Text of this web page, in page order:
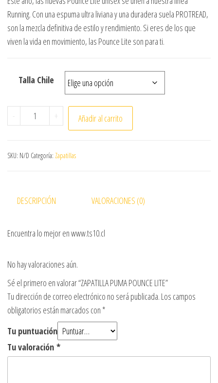
Running. Con una espuma ultra liviana y una duradera suela PROTREAD,
son la mezcla definitiva de estilo y rendimiento. Si eres de los que
viven la vida en movimiento, las Pounce Lite son para ti.
Talla Chile
- ZAPATILLA PUMA POUNCE LITE cantidad
+ Añadir al carrito
SKU: N/D Categoría: Zapatillas
DESCRIPCIÓN VALORACIONES (0)
Encuentra lo mejor en www.ts10.cl
No hay valoraciones aún.
Sé el primero en valorar “ZAPATILLA PUMA POUNCE LITE”
Tu dirección de correo electrónico no será publicada. Los campos
obligatorios están marcados con *
Tu puntuación
Tu valoración *